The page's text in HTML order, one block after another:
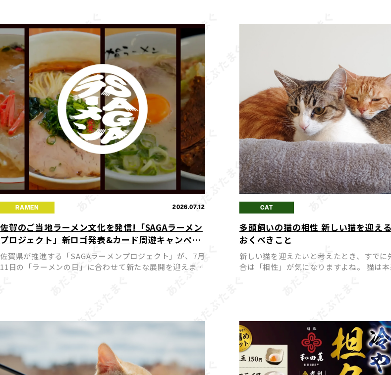
RAMEN 2026.07.12
佐賀のご当地ラーメン文化を発信!「SAGAラーメン
プロジェクト」新ロゴ発表&カード周遊キャンペー
ンが7月11日スタート
佐賀県が推進する「SAGAラーメンプロジェクト」が、7月
11日の「ラーメンの日」に合わせて新たな展開を迎えまし
CAT
多頭飼いの猫の相性 新しい猫を迎え
おくべきこと
新しい猫を迎えたいと考えたとき、すでに
合は「相性」が気になりますよね。 猫は